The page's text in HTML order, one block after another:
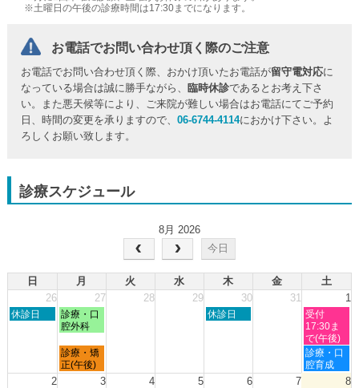
※土曜日の午後の診療時間は17:30までになります。
お電話でお問い合わせ頂く際のご注意
お電話でお問い合わせ頂く際、おかけ頂いたお電話が留守電対応に
なっている場合は誠に勝手ながら、
臨時休診であるとお考え下さ
い。また悪天候等により、ご来院が難しい場合はお電話にてご予約
日、時間の変更を承りますので、06-6744-4114におかけ下さい。よ
ろしくお願い致します。
診療スケジュール
8月 2026
今日
日 月 火 水 木 金
土
26
27 28 29 30 31 1
日
26th
休診日
月
曜
7
月
27th
診療・口
腔外科
木
30th
休診日
土
曜
日,
8
月
1st
受付
17:30ま
で(午後)
月
曜
日,
診療・矯
正(午後)
土
曜
日,
診療・口
腔育成
2 3 4 5 6 7 8